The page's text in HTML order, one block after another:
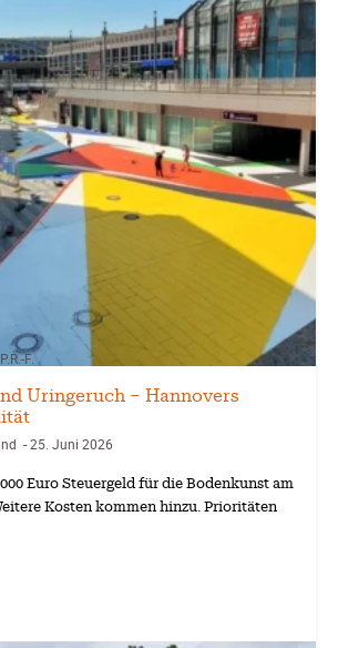
F.
Uringeruch – Hannovers
-25. Juni 2026
Euro Steuergeld für die Bodenkunst am
Kosten kommen hinzu. Prioritäten